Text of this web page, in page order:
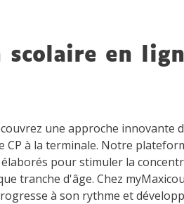
scolaire en
une approche innovante
CP à la terminale. Notre
pour stimuler la
tranche d'âge. Chez
à son rythme et